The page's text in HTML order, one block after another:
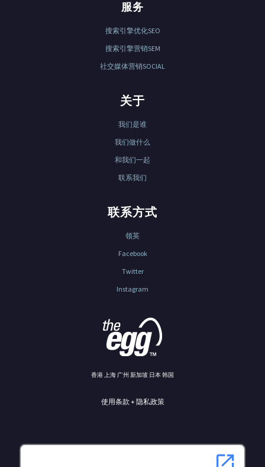
服务
搜索引擎优化SEO
搜索引擎营销SEM
社交媒体营销SOCIAL
关于
我们是谁
我们做什么
和我们一起
联系我们
联系方式
领英
Facebook
Twitter
Instagram
香港 上海 广州 新加坡 日本 韩国
使用条款 + 隐私政策